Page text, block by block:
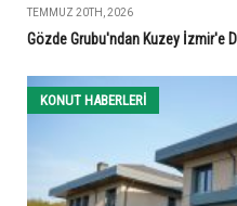
TEMMUZ 20TH, 2026
Gözde Grubu'ndan Kuzey İzmir'e
KONUT HABERLERI